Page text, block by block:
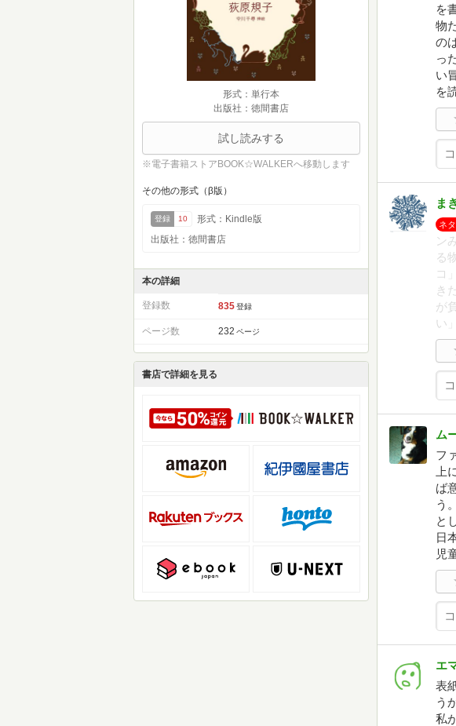
形式：単行本
出版社：徳間書店
試し読みする
※電子書籍ストアBOOK☆WALKERへ移動します
その他の形式（β版）
登録 10
形式：Kindle版
出版社：徳間書店
本の詳細
登録数 835 登録
ページ数 232 ページ
書店で詳細を見る
を
物
の
っ
い
を
ま
ネ
ン
る
コ
き
が
い」
ム
フ
上
ば
う
と
日
児
エ
表
う
私